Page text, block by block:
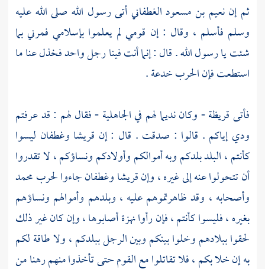
ثم إننعيم بن مسعود الغطفانيأتى رسول الله صلى الله عليه
وسلم فأسلم ، وقال : إن قومي لم يعلموا بإسلامي فمرني بما
شئت يا رسول الله . قال : إنما أنت فينا رجل واحد فخذل عنا ما
استطعت فإن الحرب خدعة .
فأتىقريظة- وكان نديما لهم في الجاهلية - فقال لهم : قد عرفتم
ودي إياكم . قالوا : صدقت . قال : إن قريشا وغطفان ليسوا
كأنتم ، البلد بلدكم وبه أموالكم وأولادكم ونساؤكم ، لا تقدروا
أن تتحولوا عنه إلى غيره ، وإنقريشاوغطفانجاءوا لحربمحمد
وأصحابه ، وقد ظاهرتموهم عليه ، وبلدهم وأموالهم ونساؤهم
بغيره ، فليسوا كأنتم ، فإن رأوا نهزة أصابوها ، وإن كان غير ذلك
لحقوا ببلادهم وخلوا بينكم وبين الرجل ببلدكم ، ولا طاقة لكم
به إن خلا بكم ، فلا تقاتلوا مع القوم حتى تأخذوا منهم رهنا من